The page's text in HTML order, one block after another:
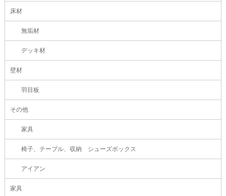
床材
無垢材
デッキ材
壁材
羽目板
その他
家具
椅子、テーブル、収納 シューズボックス
アイアン
家具